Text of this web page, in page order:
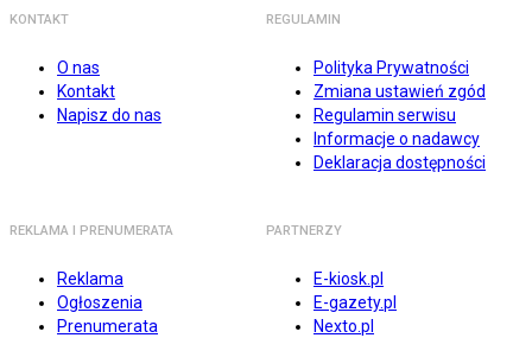
KONTAKT
O nas
Kontakt
Napisz do nas
REGULAMIN
Polityka Prywatności
Zmiana ustawień zgód
Regulamin serwisu
Informacje o nadawcy
Deklaracja dostępności
REKLAMA I PRENUMERATA
Reklama
Ogłoszenia
Prenumerata
PARTNERZY
E-kiosk.pl
E-gazety.pl
Nexto.pl